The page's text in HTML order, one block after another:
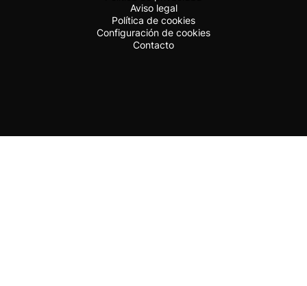
Aviso legal
Política de cookies
Configuración de cookies
Contacto